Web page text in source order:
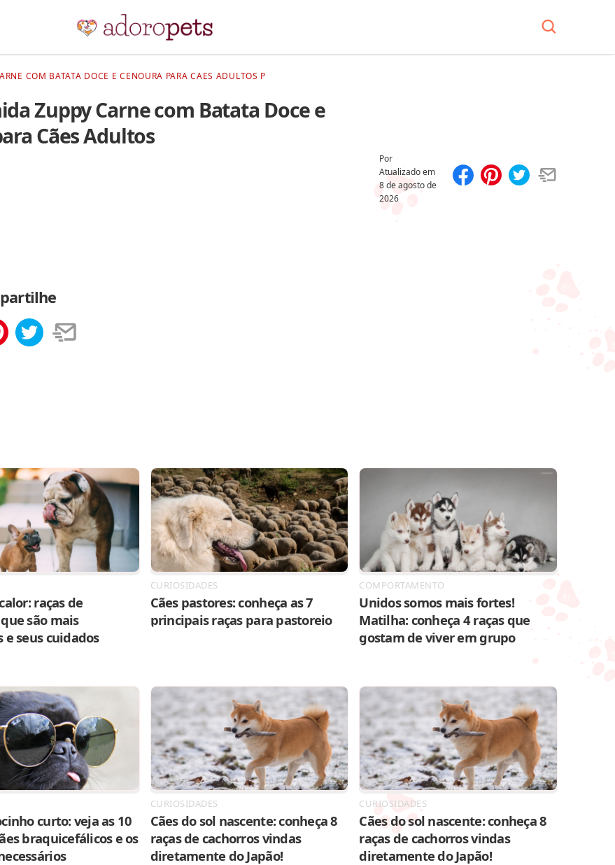
COM BATATA DOCE E CENOURA PARA CAES ADULTOS P
Zuppy Carne com Batata Doce e
Cães Adultos
Por
Atualizado em
8 de agosto de
2026
raças de
são mais
e seus cuidados
CURIOSIDADES
Cães pastores: conheça as 7
principais raças para pastoreio
COMPORTAMENTO
Unidos somos mais fortes!
Matilha: conheça 4 raças que
gostam de viver em grupo
curto: veja as 10
braquicefálicos e os
CURIOSIDADES
Cães do sol nascente: conheça 8
raças de cachorros vindas
diretamente do Japão!
CURIOSIDADES
Cães do sol nascente: conheça 8
raças de cachorros vindas
diretamente do Japão!